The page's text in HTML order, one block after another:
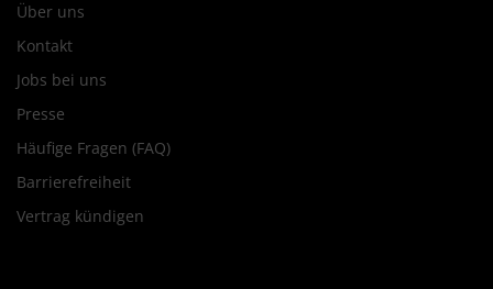
Über uns
Kontakt
Jobs bei uns
Presse
Häufige Fragen (FAQ)
Barrierefreiheit
Vertrag kündigen